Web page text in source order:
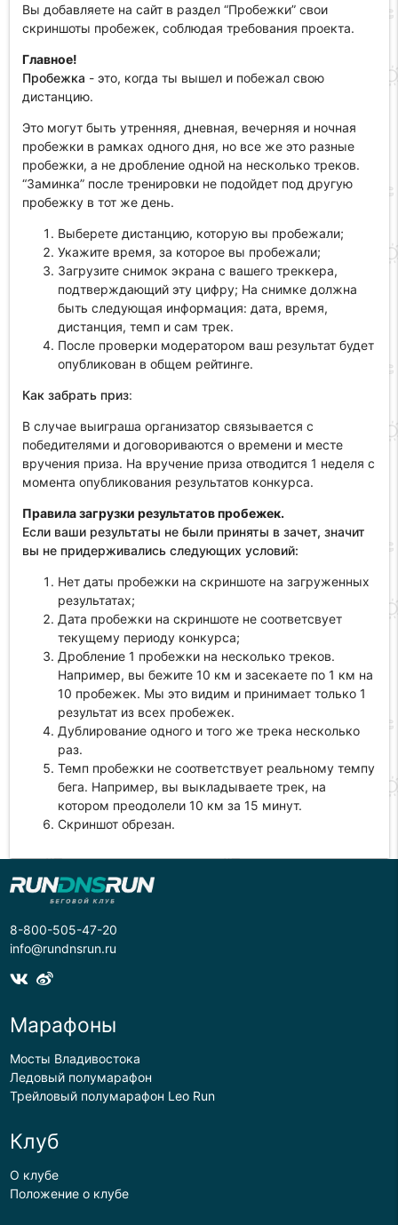
Вы добавляете на сайт в раздел “Пробежки” свои
скриншоты пробежек, соблюдая требования проекта.
Главное!
Пробежка - это, когда ты вышел и побежал свою
дистанцию.
Это могут быть утренняя, дневная, вечерняя и ночная
пробежки в рамках одного дня, но все же это разные
пробежки, а не дробление одной на несколько треков.
“Заминка” после тренировки не подойдет под другую
пробежку в тот же день.
Выберете дистанцию, которую вы пробежали;
Укажите время, за которое вы пробежали;
Загрузите снимок экрана с вашего треккера,
подтверждающий эту цифру; На снимке должна
быть следующая информация: дата, время,
дистанция, темп и сам трек.
После проверки модератором ваш результат будет
опубликован в общем рейтинге.
Как забрать приз:
В случае выиграша организатор связывается с
победителями и договориваются о времени и месте
вручения приза. На вручение приза отводится 1 неделя с
момента опубликования результатов конкурса.
Правила загрузки результатов пробежек.
Если ваши результаты не были приняты в зачет, значит
вы не придерживались следующих условий:
Нет даты пробежки на скриншоте на загруженных
результатах;
Дата пробежки на скриншоте не соответсвует
текущему периоду конкурса;
Дробление 1 пробежки на несколько треков.
Например, вы бежите 10 км и засекаете по 1 км на
10 пробежек. Мы это видим и принимает только 1
результат из всех пробежек.
Дублирование одного и того же трека несколько
раз.
Темп пробежки не соответствует реальному темпу
бега. Например, вы выкладываете трек, на
котором преодолели 10 км за 15 минут.
Скриншот обрезан.
8-800-505-47-20
info@rundnsrun.ru
Марафоны
Мосты Владивостока
Ледовый полумарафон
Трейловый полумарафон Leo Run
Клуб
О клубе
Положение о клубе